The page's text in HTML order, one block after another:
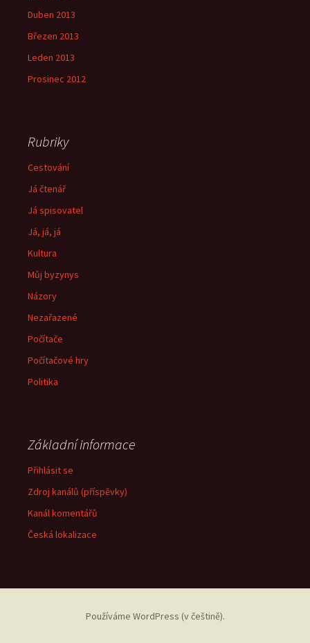
Duben 2013
Březen 2013
Leden 2013
Prosinec 2012
Rubriky
Cestování
Já čtenář
Já spisovatel
Já, já, já
Kultura
Můj byzynys
Názory
Nezařazené
Počítače
Počítačové hry
Politika
Základní informace
Přihlásit se
Zdroj kanálů (příspěvky)
Kanál komentářů
Česká lokalizace
Používáme WordPress (v češtině).